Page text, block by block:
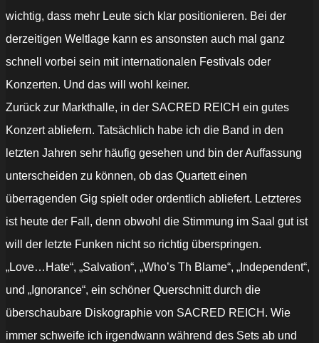
wichtig, dass mehr Leute sich klar positionieren. Bei der
derzeitigen Weltlage kann es ansonsten auch mal ganz
schnell vorbei sein mit internationalen Festivals oder
Konzerten. Und das will wohl keiner.
Zurück zur Markthalle, in der SACRED REICH ein gutes
Konzert abliefern. Tatsächlich habe ich die Band in den
letzten Jahren sehr häufig gesehen und bin der Auffassung
unterscheiden zu können, ob das Quartett einen
überragenden Gig spielt oder ordentlich abliefert. Letzteres
ist heute der Fall, denn obwohl die Stimmung im Saal gut ist
will der letzte Funken nicht so richtig überspringen.
„Love…Hate“, „Salvation“, „Who’s Th Blame“, „Independent“,
und „Ignorance“, ein schöner Querschnitt durch die
überschaubare Diskographie von SACRED REICH. Wie
immer schweife ich irgendwann während des Sets ab und